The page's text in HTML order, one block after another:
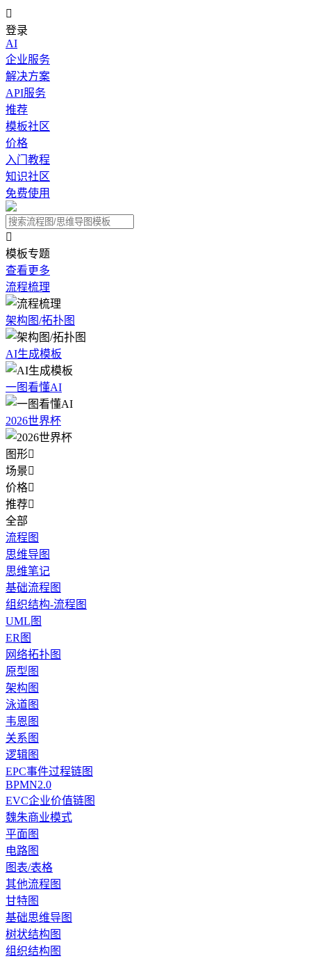

登录
AI
企业服务
解决方案
API服务
推荐
模板社区
价格
入门教程
知识社区
免费使用

模板专题
查看更多
流程梳理
架构图/拓扑图
AI生成模板
一图看懂AI
2026世界杯
图形
场景
价格
推荐
全部
流程图
思维导图
思维笔记
基础流程图
组织结构-流程图
UML图
ER图
网络拓扑图
原型图
架构图
泳道图
韦恩图
关系图
逻辑图
EPC事件过程链图
BPMN2.0
EVC企业价值链图
魏朱商业模式
平面图
电路图
图表/表格
其他流程图
甘特图
基础思维导图
树状结构图
组织结构图